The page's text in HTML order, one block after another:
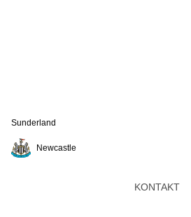
Sunderland
Newcastle
KONTAKT